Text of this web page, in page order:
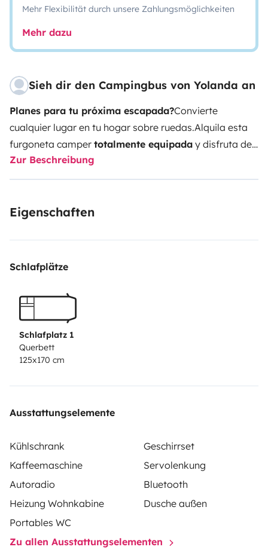
Mehr Flexibilität durch unsere Zahlungsmöglichkeiten
Mehr dazu
Sieh dir den Campingbus von Yolanda an
Planes para tu próxima escapada?Convierte
cualquier lugar en tu hogar sobre ruedas.Alquila esta
furgoneta camper totalmente equipada y disfruta de
la libertad de viajar a tu ritmo.
semana, vacaciones o desconectar en plena
doble• Cocina portátil con gas
destino. Nosotros ponemos el resto.
Zur Beschreibung
Eigenschaften
Schlafplätze
Schlafplatz 1
Querbett
125x170 cm
Ausstattungselemente
Kühlschrank
Geschirrset
Kaffeemaschine
Servolenkung
Autoradio
Bluetooth
Heizung Wohnkabine
Dusche außen
Portables WC
Zu allen Ausstattungselementen